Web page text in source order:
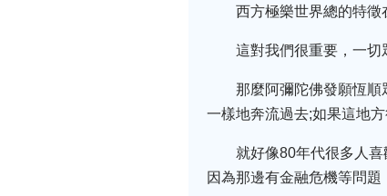
西方極樂世界總的特徵
這對我們很重要，一
那麼阿彌陀佛發願恆
一樣地奔流過去;如果這地
就好像80年代很多人
因為那邊有金融危機等問題